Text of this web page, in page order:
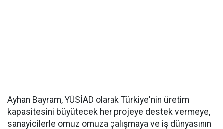
Ayhan Bayram, YÜSİAD olarak Türkiye'nin üretim
kapasitesini büyütecek her projeye destek vermeye,
sanayicilerle omuz omuza çalışmaya ve iş dünyasının